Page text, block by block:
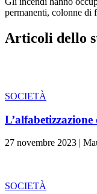
permanenti, colonne di
Articoli dello
SOCIETÀ
L’alfabetizzazione
27 novembre 2023 |
SOCIETÀ